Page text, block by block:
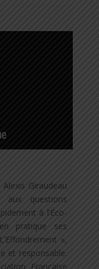
Giraudeau
questions
à l’Éco-
pratique ses
»,
et responsable.
Française